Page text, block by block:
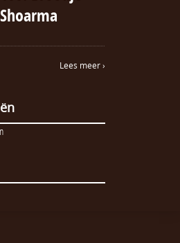
Shoarma
Lees meer ›